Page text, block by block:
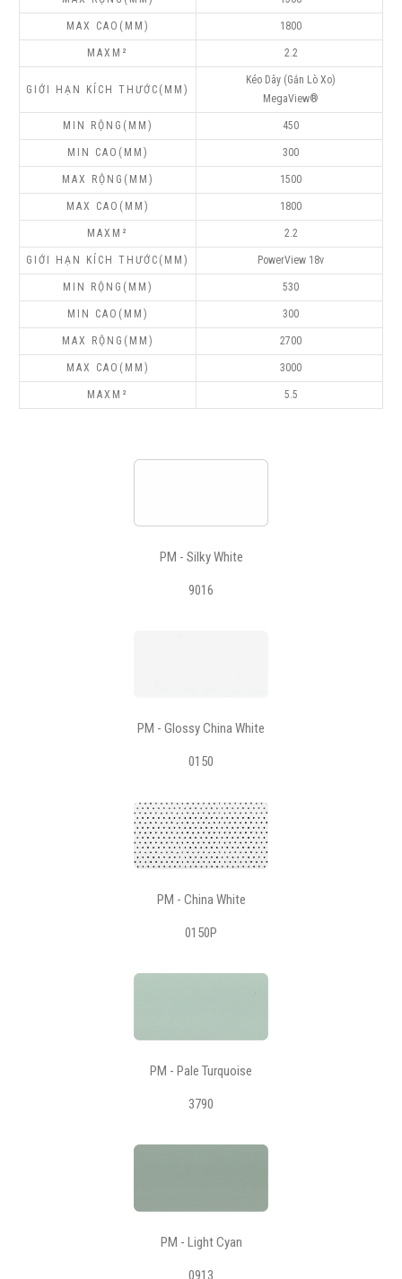
1800
2.2
Kéo Dây (Gắn Lò Xo)
MegaView®
450
300
1500
1800
2.2
PowerView 18v
530
300
2700
3000
5.5
PM - Silky White
9016
PM - Glossy China White
0150
PM - China White
0150P
PM - Pale Turquoise
3790
PM - Light Cyan
0913